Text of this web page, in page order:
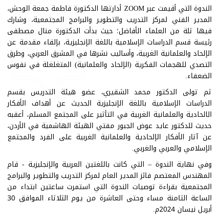
الندوة التي أقيمت عبر ZOOM أدارتها الدكتورة فاطمة جمعة الوحش،
المدير الفني لمركز التدريب والتطوير والبرامج المجتمعية، وشارك
فيها ثلة من العلماء الأفاضل؛ حيث بدأت الدكتورة منال مصطفى
رئيسة قسم الدراسات الإسلامية باللغة الإنجليزية، بإلقاء مقدمة عن
الإلحاد والعلمانية الغربية، وأساليب نشرها في المشرق العربي، وطرق
التصدي للهجمات الفكرية (الإلحاد والعلمانية) المتغلغلة في نفوس
الضعفاء.
ثم تولى الدكتور محمد الشقيري، عضو هيئة التدريس بقسم
الدراسات الإسلامية باللغة الإنجليزية الحديث عن أهداف الأفكار
الالحادية والعلمانية الغربية في التأثير على المجتمع المسلم، أعقبه
حديث للدكتور عايد عوض الجبور مفتي الهيئة الهاشمية في الأردن،
عن آثار الأفكار الإلحادية والعلمانية الغربية على الفرد والمجتمع
الإسلامي والعربي والغربي.
وفي نهاية الندوة – التي كانت باللغتين العربية والإنجليزية - قام
المهندس المعتصم فائز المدير العام لمركز التدريب والتطوير والبرامج
المجتمعية بقراءة توصيات الندوة التي استمرت ساعتين ابتداء من
الساعة الثامنة مساء وحتى العاشرة من يوم الثلاثاء الموافق 30
أبريل نيسان 2024م.